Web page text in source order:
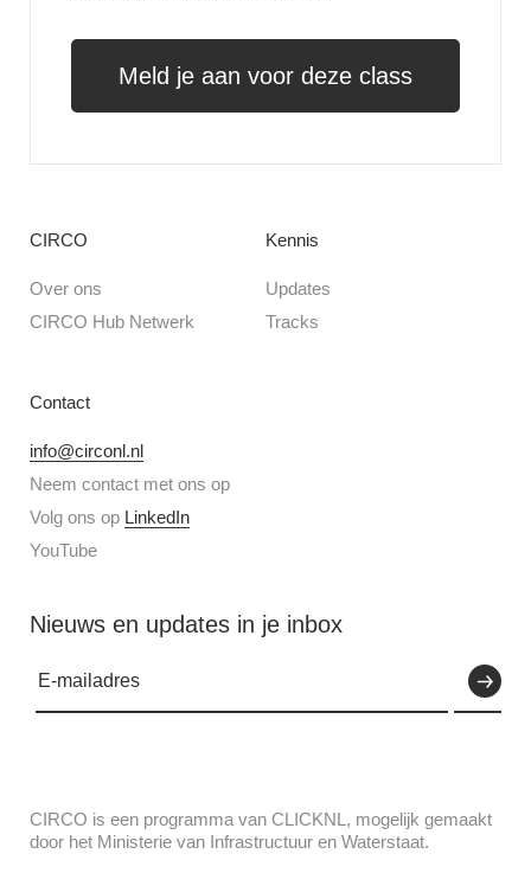
Meld je aan voor deze class
CIRCO
Over ons
CIRCO Hub Netwerk
Kennis
Updates
Tracks
Contact
info@circonl.nl
Neem contact met ons op
Volg ons op LinkedIn
YouTube
Nieuws en updates in je inbox
CIRCO is een programma van CLICKNL, mogelijk gemaakt
door het Ministerie van Infrastructuur en Waterstaat.